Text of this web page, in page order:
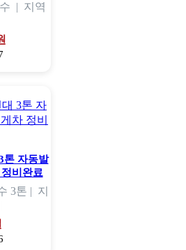
| 지역
톤 자동발
비완료
3톤 | 지